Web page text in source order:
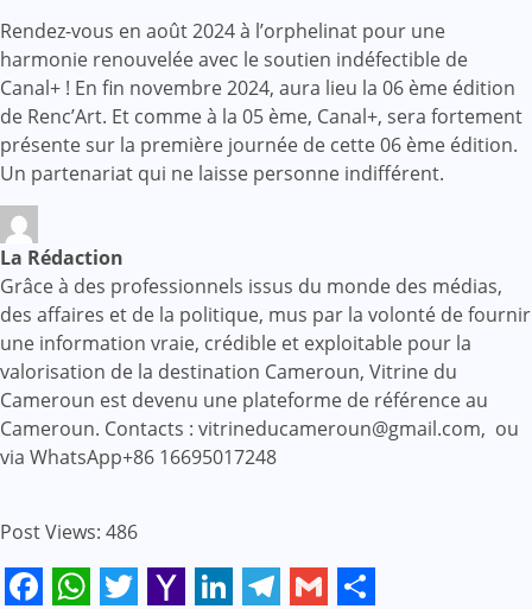
Rendez-vous en août 2024 à l’orphelinat pour une
harmonie renouvelée avec le soutien indéfectible de
Canal+ ! En fin novembre 2024, aura lieu la 06 ème édition
de Renc’Art. Et comme à la 05 ème, Canal+, sera fortement
présente sur la première journée de cette 06 ème édition.
Un partenariat qui ne laisse personne indifférent.
La Rédaction
Grâce à des professionnels issus du monde des médias,
des affaires et de la politique, mus par la volonté de fournir
une information vraie, crédible et exploitable pour la
valorisation de la destination Cameroun, Vitrine du
Cameroun est devenu une plateforme de référence au
Cameroun. Contacts : vitrineducameroun@gmail.com, ou
via WhatsApp+86 16695017248
Post Views: 486